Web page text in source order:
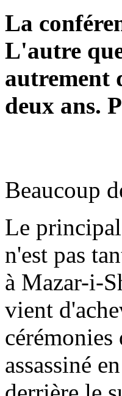
La
L'autre
autrement
deux ans.
Beaucoup
Le
n'est pas
à Mazar-i-
vient
assassiné